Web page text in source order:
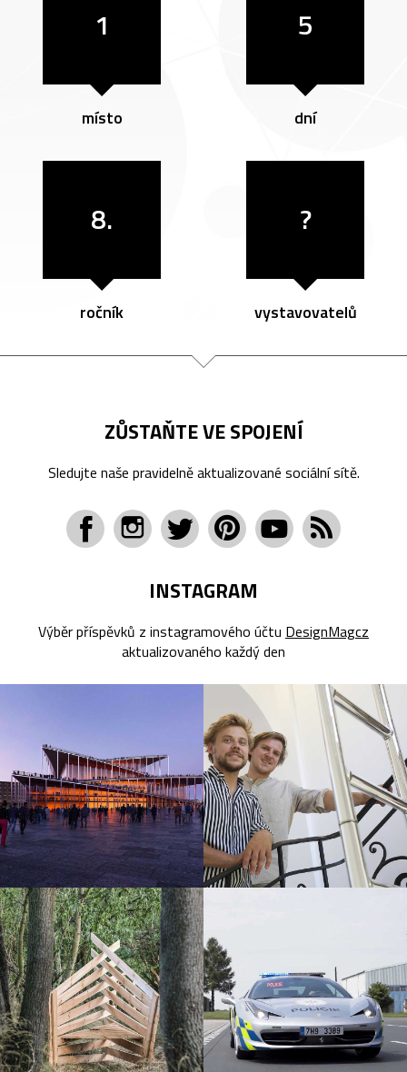
1
místo
5
dní
8.
ročník
?
vystavovatelů
ZŮSTAŇTE VE SPOJENÍ
Sledujte naše pravidelně aktualizované sociální sítě.
INSTAGRAM
Výběr příspěvků z instagramového účtu DesignMagcz
aktualizovaného každý den